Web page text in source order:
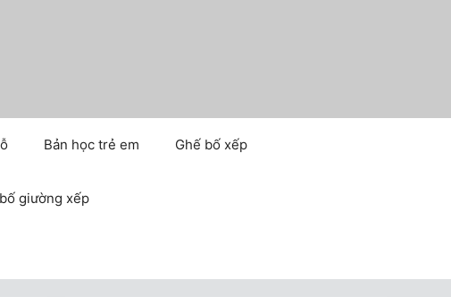
Bản học trẻ em Ghế bố xếp
giường xếp